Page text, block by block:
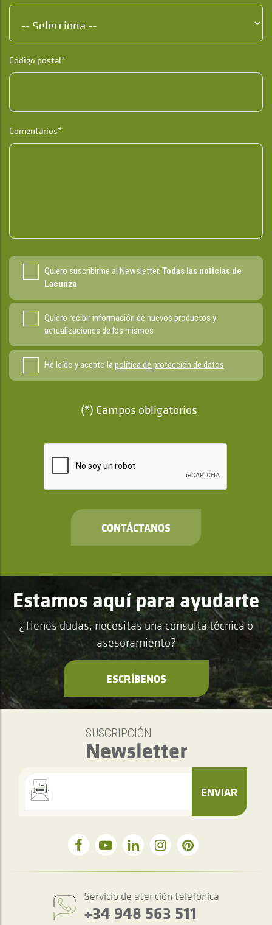
Código postal*
Comentarios*
Quiero suscribirme al Newsletter. Todas las noticias de
Lacunza
Quiero recibir información de nuevos productos y
actualizaciones de los mismos
He leído y acepto lapolítica de protección de datos
(*) Campos obligatorios
CONTÁCTANOS
Estamos aquí para ayudarte
¿Tienes dudas, necesitas una consulta técnica o
asesoramiento?
ESCRÍBENOS
SUSCRIPCIÓN
Newsletter
ENVIAR
Servicio de atención telefónica
+34 948 563 511